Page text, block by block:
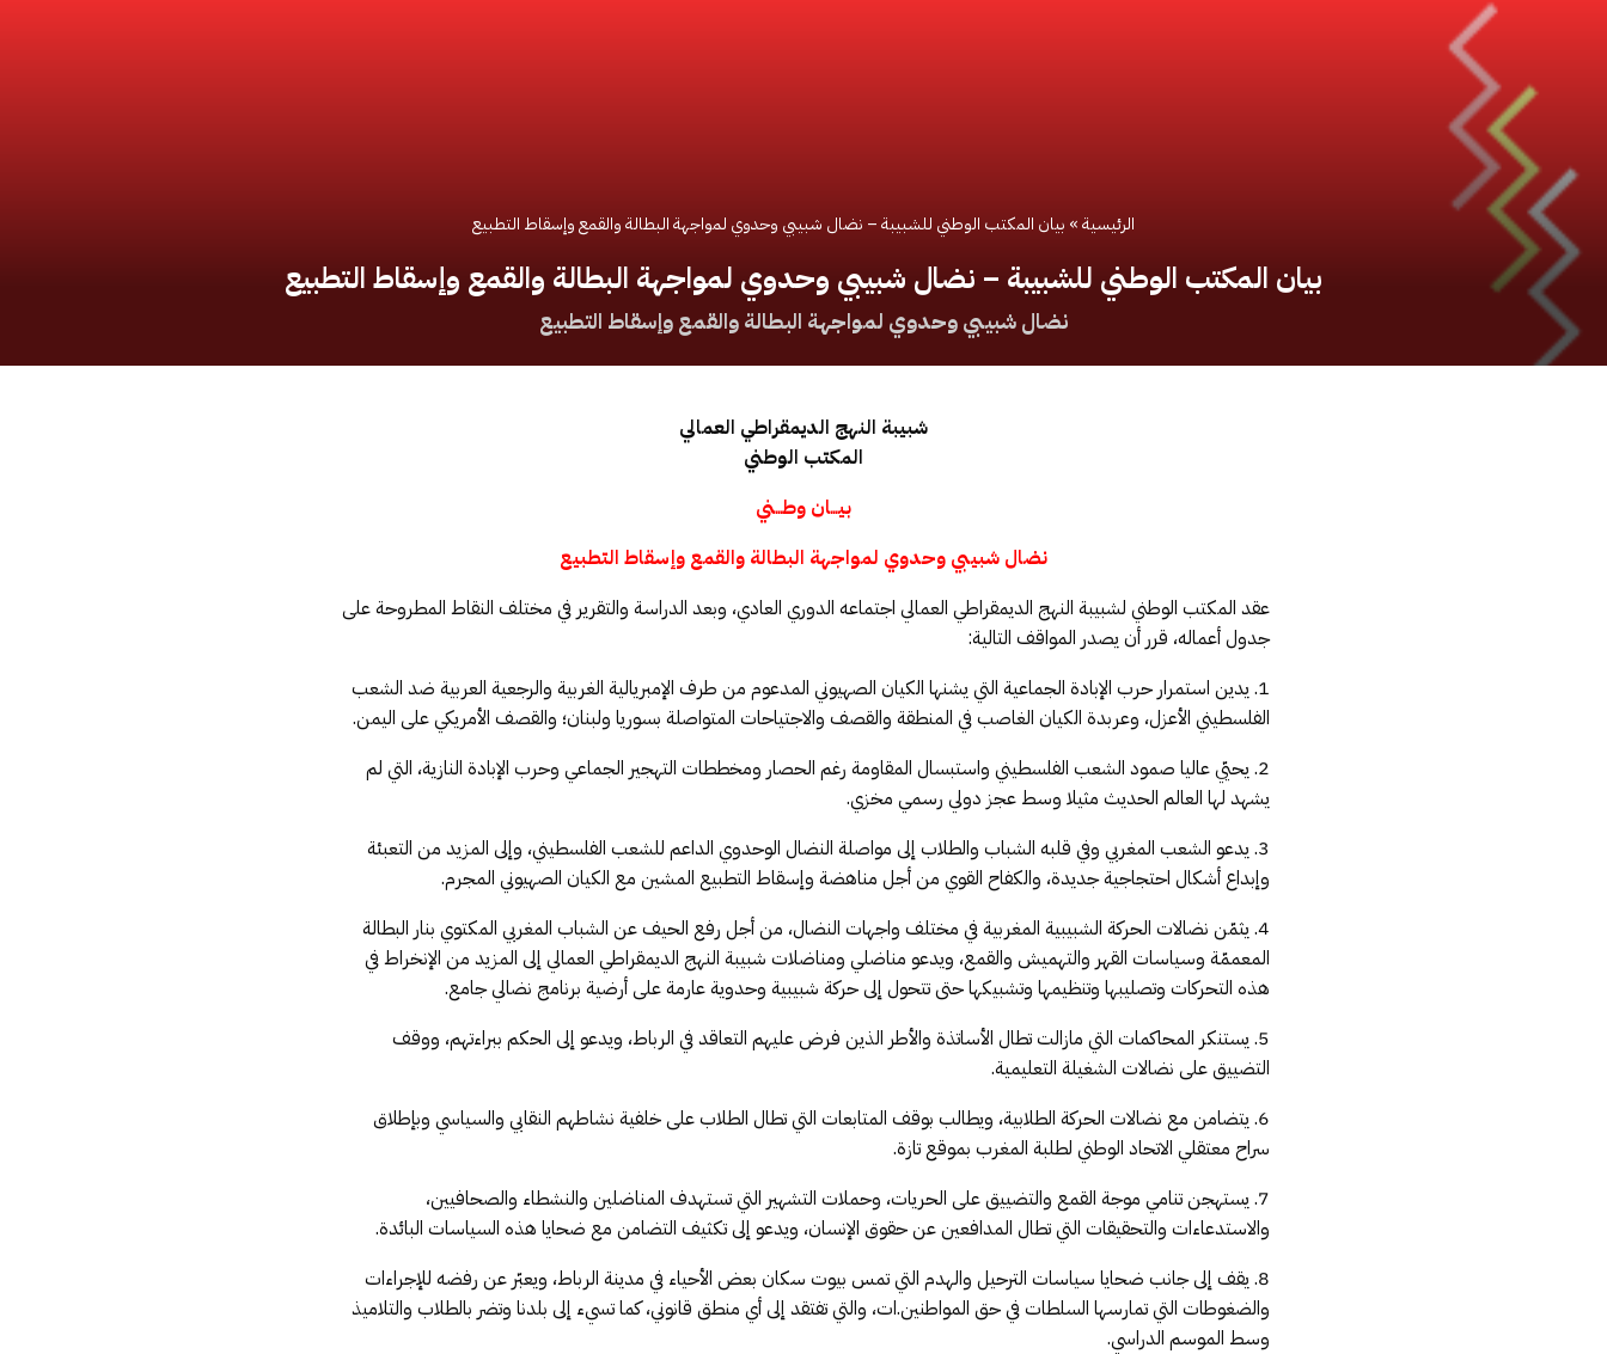
الرئيسية» بيان المكتب الوطني للشبيبة – نضال شبيبي وحدوي لمواجهة البطالة والقمع وإسقاط التطبيع
بيان المكتب الوطني للشبيبة – نضال شبيبي وحدوي لمواجهة البطالة والقمع وإسقاط التطبيع
نضال شبيبي وحدوي لمواجهة البطالة والقمع وإسقاط التطبيع
شبيبة النهج الديمقراطي العمالي
المكتب الوطني
بيـــان وطـــني
نضال شبيبي وحدوي لمواجهة البطالة والقمع وإسقاط التطبيع
عقد المكتب الوطني لشبيبة النهج الديمقراطي العمالي اجتماعه الدوري العادي، وبعد الدراسة والتقرير في مختلف النقاط المطروحة على
جدول أعماله، قرر أن يصدر المواقف التالية:
1. يدين استمرار حرب الإبادة الجماعية التي يشنها الكيان الصهيوني المدعوم من طرف الإمبريالية الغربية والرجعية العربية ضد الشعب
الفلسطيني الأعزل، وعربدة الكيان الغاصب في المنطقة والقصف والاجتياحات المتواصلة بسوريا ولبنان؛ والقصف الأمريكي على اليمن.
2. يحيّي عاليا صمود الشعب الفلسطيني واستبسال المقاومة رغم الحصار ومخططات التهجير الجماعي وحرب الإبادة النازية، التي لم
يشهد لها العالم الحديث مثيلا وسط عجز دولي رسمي مخزي.
3. يدعو الشعب المغربي وفي قلبه الشباب والطلاب إلى مواصلة النضال الوحدوي الداعم للشعب الفلسطيني، وإلى المزيد من التعبئة
وإبداع أشكال احتجاجية جديدة، والكفاح القوي من أجل مناهضة وإسقاط التطبيع المشين مع الكيان الصهيوني المجرم.
4. يثمّن نضالات الحركة الشبيبية المغربية في مختلف واجهات النضال، من أجل رفع الحيف عن الشباب المغربي المكتوي بنار البطالة
المعممّة وسياسات القهر والتهميش والقمع، ويدعو مناضلي ومناضلات شبيبة النهج الديمقراطي العمالي إلى المزيد من الإنخراط في
هذه التحركات وتصليبها وتنظيمها وتشبيكها حتى تتحول إلى حركة شبيبية وحدوية عارمة على أرضية برنامج نضالي جامع.
5. يستنكر المحاكمات التي مازالت تطال الأساتذة والأطر الذين فرض عليهم التعاقد في الرباط، ويدعو إلى الحكم ببراءتهم، ووقف
التضييق على نضالات الشغيلة التعليمية.
6. يتضامن مع نضالات الحركة الطلابية، ويطالب بوقف المتابعات التي تطال الطلاب على خلفية نشاطهم النقابي والسياسي وبإطلاق
سراح معتقلي الاتحاد الوطني لطلبة المغرب بموقع تازة.
7. يستهجن تنامي موجة القمع والتضييق على الحريات، وحملات التشهير التي تستهدف المناضلين والنشطاء والصحافيين،
والاستدعاءات والتحقيقات التي تطال المدافعين عن حقوق الإنسان، ويدعو إلى تكثيف التضامن مع ضحايا هذه السياسات البائدة.
8. يقف إلى جانب ضحايا سياسات الترحيل والهدم التي تمس بيوت سكان بعض الأحياء في مدينة الرباط، ويعبّر عن رفضه للإجراءات
والضغوطات التي تمارسها السلطات في حق المواطنين.ات، والتي تفتقد إلى أي منطق قانوني، كما تسيء إلى بلدنا وتضر بالطلاب والتلاميذ
وسط الموسم الدراسي.